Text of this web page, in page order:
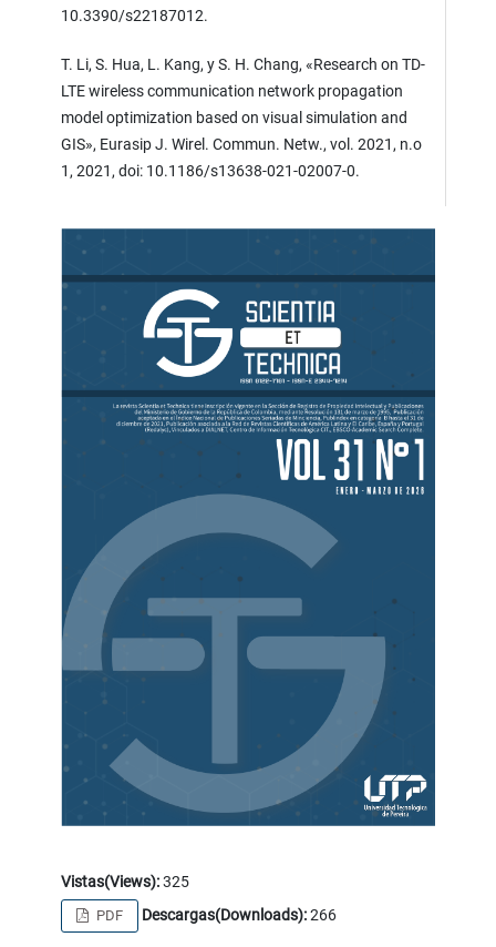
10.3390/s22187012.
T. Li, S. Hua, L. Kang, y S. H. Chang, «Research on TD-
LTE wireless communication network propagation
model optimization based on visual simulation and
GIS», Eurasip J. Wirel. Commun. Netw., vol. 2021, n.o
1, 2021, doi: 10.1186/s13638-021-02007-0.
Vistas(Views):325
PDF Descargas(Downloads):266